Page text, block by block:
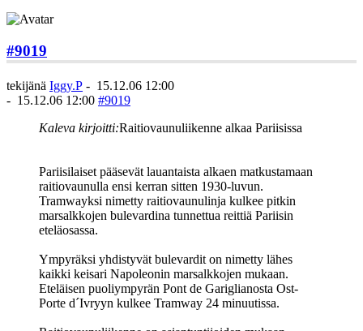
#9019
tekijänä Iggy.P - 15.12.06 12:00
- 15.12.06 12:00 #9019
Kaleva kirjoitti:Raitiovaunuliikenne alkaa Pariisissa
Pariisilaiset pääsevät lauantaista alkaen matkustamaan
raitiovaunulla ensi kerran sitten 1930-luvun.
Tramwayksi nimetty raitiovaunulinja kulkee pitkin
marsalkkojen bulevardina tunnettua reittiä Pariisin
eteläosassa.
Ympyräksi yhdistyvät bulevardit on nimetty lähes
kaikki keisari Napoleonin marsalkkojen mukaan.
Eteläisen puoliympyrän Pont de Gariglianosta Ost-
Porte d´Ivryyn kulkee Tramway 24 minuutissa.